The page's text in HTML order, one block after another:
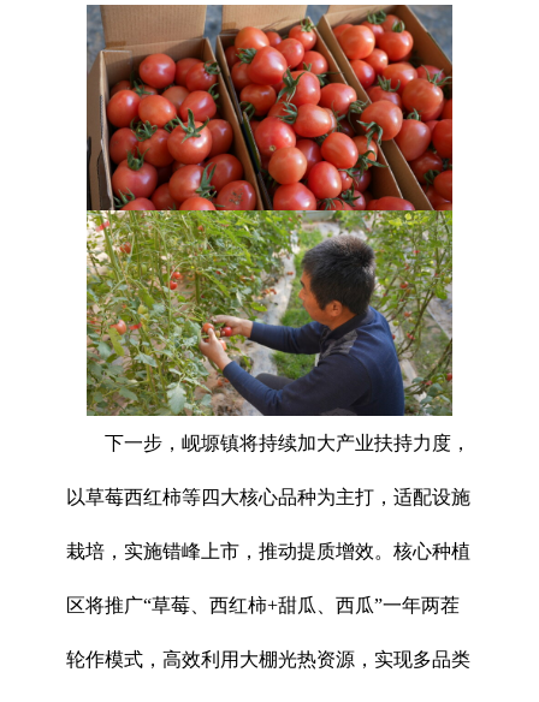
下一步，岘塬镇将持续加大产业扶持力度，
以草莓西红柿等四大核心品种为主打，适配设施
栽培，实施错峰上市，推动提质增效。核心种植
区将推广“草莓、西红柿+甜瓜、西瓜”一年两茬
轮作模式，高效利用大棚光热资源，实现多品类